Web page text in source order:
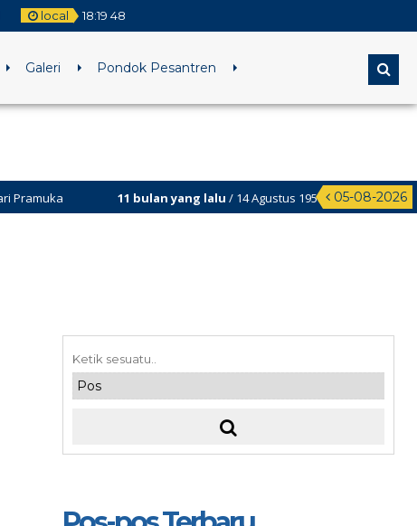
local 18:19 49
Galeri Pondok Pesantren
05-08-2026
11 bulan yang lalu/ 14 Agustus 1958 Hari Jadi Provinsi Bali